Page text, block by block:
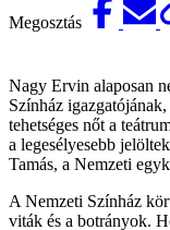
Megosztás
Nagy Ervin alaposan
Színház
tehetséges nőt a
a legesélyesebb
Tamás, a Nemzeti
A Nemzeti Színház
viták és a botrányok.